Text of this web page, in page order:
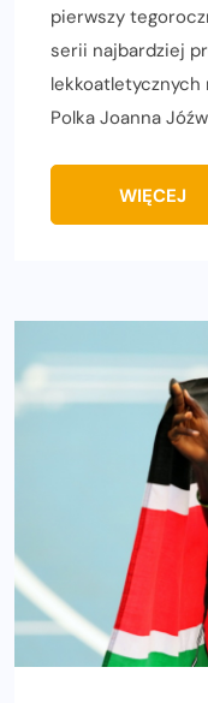
pierwszy
serii najbardziej
lekkoatletycznych
Polka Joanna
WIĘCEJ